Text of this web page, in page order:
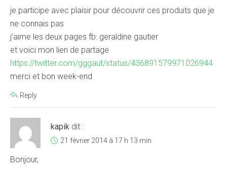
je participe avec plaisir pour découvrir ces produits que je
ne connais pas
j’aime les deux pages fb: geraldine gautier
et voici mon lien de partage
https://twitter.com/gggaut/status/436891579971026944
merci et bon week-end
Reply
kapik dit :
21 février 2014 à 17 h 13 min
Bonjour,